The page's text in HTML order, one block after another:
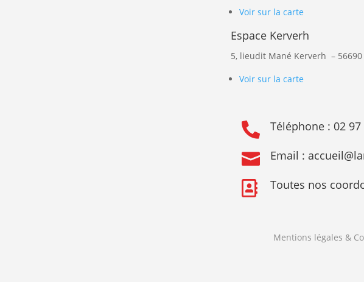
Voir sur la carte
Espace Kerverh
5, lieudit Mané Kerverh – 56690
Voir sur la carte
 Téléphone : 02
 Email :
 Toutes nos
Mentions légales &